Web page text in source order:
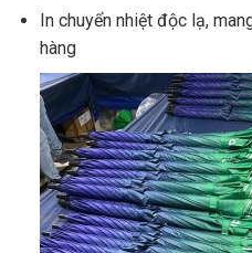
In chuyển nhiệt độc lạ,
hàng